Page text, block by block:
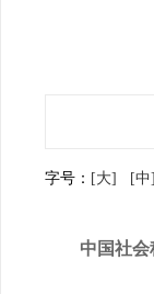
字号： [大] [中]
中国社会